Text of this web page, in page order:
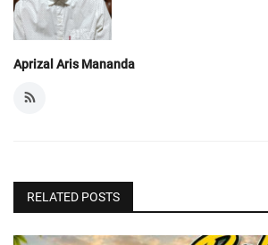
Aprizal Aris Mananda
RELATED POSTS